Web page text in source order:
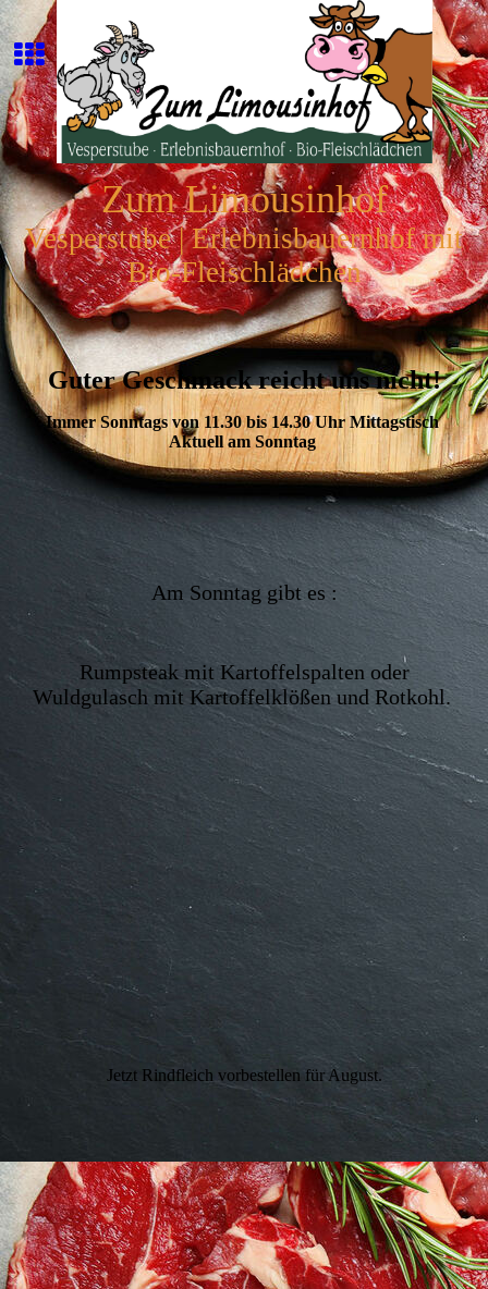
Zum Limousinhof
Vesperstube | Erlebnisbauernhof mit
Bio-Fleischlädchen
Guter Geschmack reicht uns nicht!
Immer Sonntags von 11.30 bis 14.30 Uhr Mittagstisch
Aktuell am Sonntag
Am Sonntag gibt es :
Rumpsteak mit Kartoffelspalten oder
Wuldgulasch mit Kartoffelklößen und Rotkohl.
Jetzt Rindfleich vorbestellen für August.